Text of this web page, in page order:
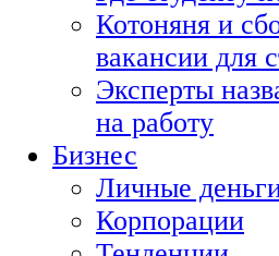
Котоняня и
вакансии для
Эксперты
на работу
Бизнес
Личные
Корпорации